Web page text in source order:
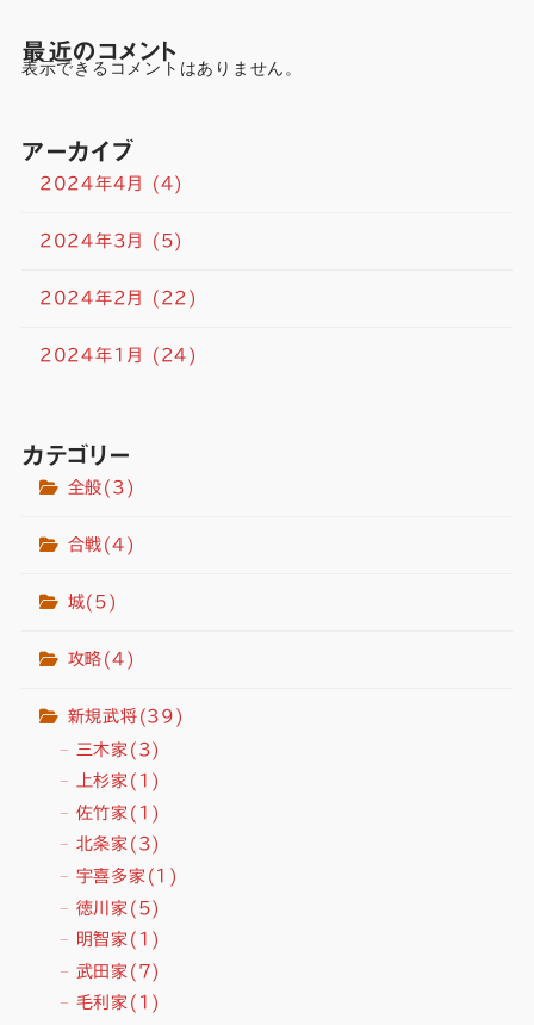
最近のコメント
表示できるコメントはありません。
アーカイブ
2024年4月 (4)
2024年3月 (5)
2024年2月 (22)
2024年1月 (24)
カテゴリー
全般 (3)
合戦 (4)
城(5)
攻略 (4)
新規武将 (39)
三木家 (3)
上杉家 (1)
佐竹家 (1)
北条家 (3)
宇喜多家 (1)
徳川家 (5)
明智家 (1)
武田家 (7)
毛利家 (1)